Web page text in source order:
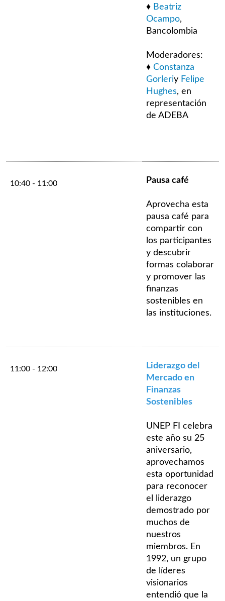
♦ Beatriz
Ocampo,
Bancolombia
Moderadores:
♦ Constanza
Gorleriy Felipe
Hughes, en
representación
de ADEBA
10:40 - 11:00 Pausa café
Aprovecha esta
pausa café para
compartir con
los participantes
y descubrir
formas colaborar
y promover las
finanzas
sostenibles en
las instituciones.
11:00 - 12:00
Liderazgo del
Mercado en
Finanzas
Sostenibles
UNEP FI celebra
este año su 25
aniversario,
aprovechamos
esta oportunidad
para reconocer
el liderazgo
demostrado por
muchos de
nuestros
miembros. En
1992, un grupo
de líderes
visionarios
entendió que la